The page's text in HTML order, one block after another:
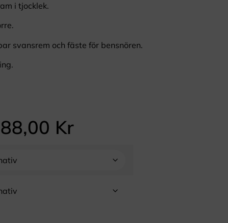
i tjocklek.
svansrem och fäste för bensnören.
Kr